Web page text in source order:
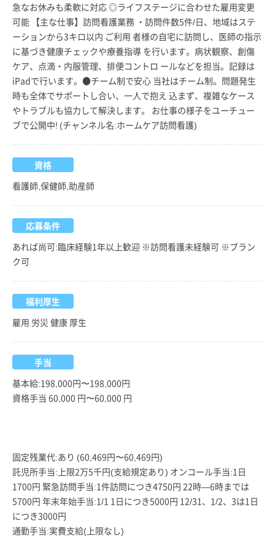
急なお休みも柔軟に対応 ◎ライフステージに合わせた雇用変更
可能 【主な仕事】訪問看護業務 ・訪問件数5件/日、地域はステ
ーションから3キロ以内 ご利用 者様の自宅に訪問し、医師の指示
に基づき健康チェックや療養指導 を行います。病状観察、創傷
ケア、点滴・内服管理、排便コントロ ールなどを担当。記録は
iPadで行います。●チーム制で安心 当社はチーム制。問題発生
時も全体でサポートし合い、一人で抱え 込まず、複雑なケース
やトラブルも協力して解決します。 お仕事の様子をユーチュー
ブで公開中! (チャンネル名:ホームケア訪問看護)
資格
看護師,保健師,助産師
応募条件
あれば尚可:臨床経験1年以上歓迎 ※訪問看護未経験可 ※ブラン
ク可
福利厚生
雇用 労災 健康 厚生
手当
基本給:198,000円〜198,000円
資格手当 60,000 円〜60,000 円
固定残業代:あり (60,469円〜60,469円)
託児所手当:上限2万5千円(支給規定あり) オンコール手当:1日
1700円 緊急訪問手当:1件訪問につき4750円 22時—6時までは
5700円 年末年始手当:1/1 1日につき5000円 12/31、1/2、3は1日
につき3000円
通勤手当:実費支給(上限なし)